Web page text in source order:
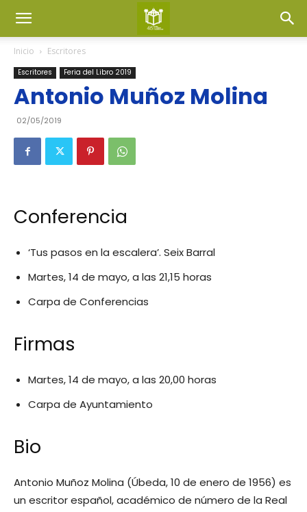
Inicio Escritores
Escritores Feria del Libro 2019
Antonio Muñoz Molina
02/05/2019
Conferencia
‘Tus pasos en la escalera’. Seix Barral
Martes, 14 de mayo, a las 21,15 horas
Carpa de Conferencias
Firmas
Martes, 14 de mayo, a las 20,00 horas
Carpa de Ayuntamiento
Bio
Antonio Muñoz Molina (Úbeda, 10 de enero de 1956) es
un escritor español, académico de número de la Real